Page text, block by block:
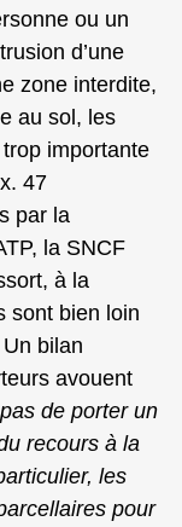
ou un
d’une
zone interdite,
au sol, les
importante
47
par la
la SNCF
à la
sont bien loin
bilan
avouent
de porter un
recours à la
les
pour